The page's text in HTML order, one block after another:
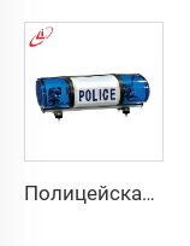
Полицейская галогенная лампа вращающийся свет мини-световая панель